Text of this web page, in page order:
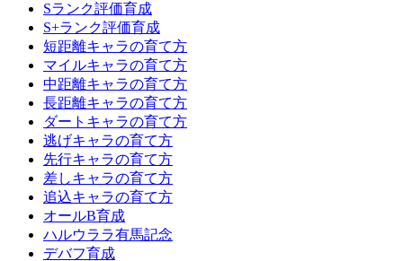
Sランク評価育成
S+ランク評価育成
短距離キャラの育て方
マイルキャラの育て方
中距離キャラの育て方
長距離キャラの育て方
ダートキャラの育て方
逃げキャラの育て方
先行キャラの育て方
差しキャラの育て方
追込キャラの育て方
オールB育成
ハルウララ有馬記念
デバフ育成